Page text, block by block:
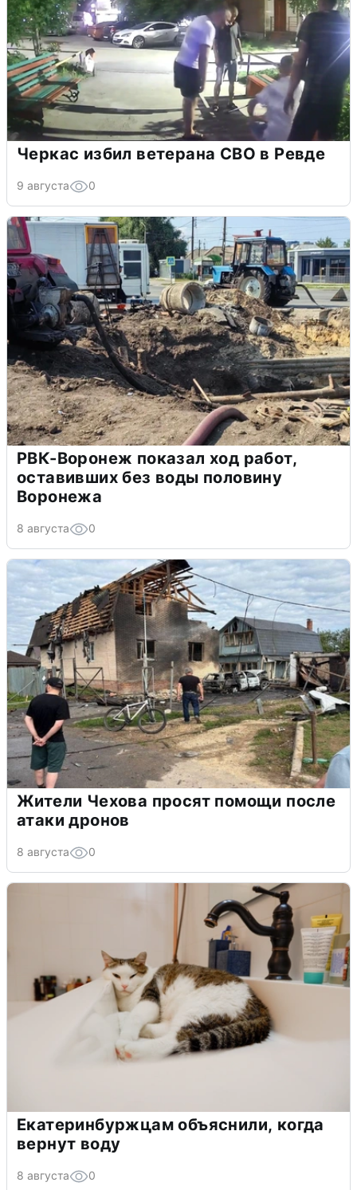
Черкас избил ветерана СВО в Ревде
9 августа 0
РВК-Воронеж показал ход работ,
оставивших без воды половину
Воронежа
8 августа 0
Жители Чехова просят помощи после
атаки дронов
8 августа 0
Екатеринбуржцам объяснили, когда
вернут воду
8 августа 0